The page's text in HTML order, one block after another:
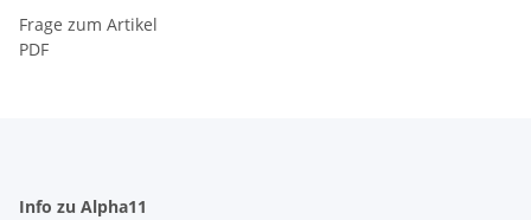
Frage zum Artikel
PDF
Info zu Alpha11